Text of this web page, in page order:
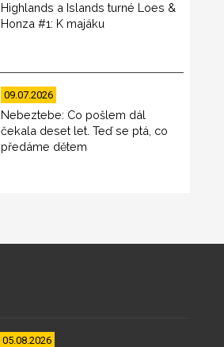
Highlands a Islands turné Loes &
Honza #1: K majáku
09.07.2026
Nebeztebe: Co pošlem dál
čekala deset let. Teď se ptá, co
předáme dětem
05.08.2026